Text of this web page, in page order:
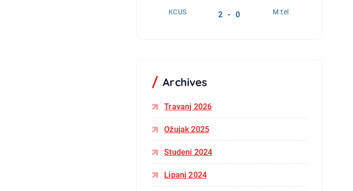
KCUS 2 - 0 M:tel
Archives
Travanj 2026
Ožujak 2025
Studeni 2024
Lipanj 2024